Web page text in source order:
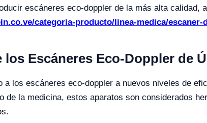
escáneres eco-doppler de la más alta calidad,
categoria-producto/linea-medica/escaner-
Escáneres Eco-Doppler de
a los escáneres eco-doppler a nuevos niveles de
de la medicina, estos aparatos son considerados